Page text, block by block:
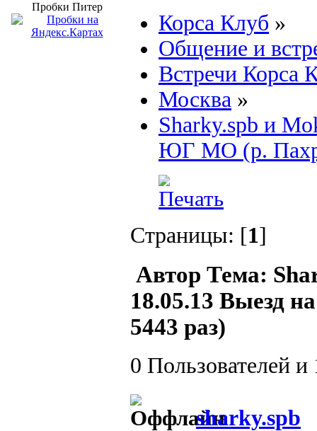
Пробки Питер
Корса Клуб »
Общение и
Встречи Корса
Москва »
Sharky.spb и
ЮГ МО (р.
Страницы: [1]
Автор Тема:
18.05.13 Выезд
5443 раз)
0 Пользователей
sharky.spb